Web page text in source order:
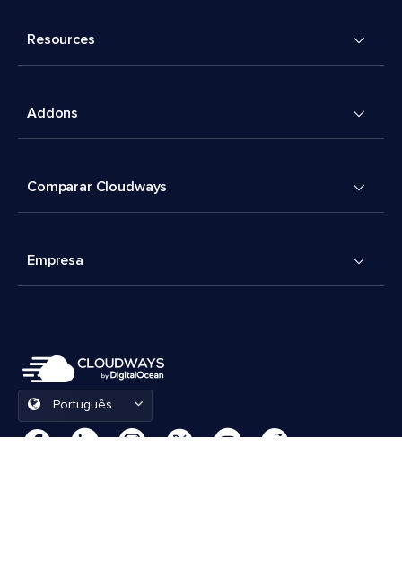
Resources
Addons
Comparar Cloudways
Empresa
Português